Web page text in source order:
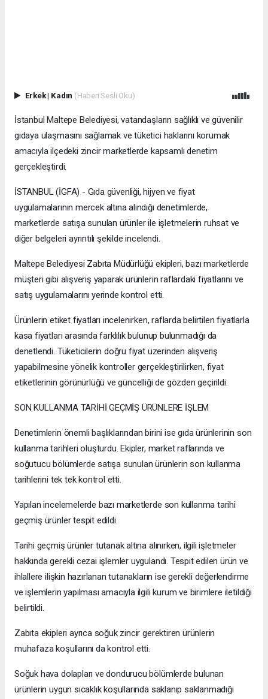
Erkek| Kadın (Haberi Sesli Oku)
İstanbul Maltepe Belediyesi, vatandaşların sağlıklı ve güvenilir
gıdaya ulaşmasını sağlamak ve tüketici haklarını korumak
amacıyla ilçedeki zincir marketlerde kapsamlı denetim
gerçekleştirdi.
İSTANBUL (İGFA) - Gıda güvenliği, hijyen ve fiyat
uygulamalarının mercek altına alındığı denetimlerde,
marketlerde satışa sunulan ürünler ile işletmelerin ruhsat ve
diğer belgeleri ayrıntılı şekilde incelendi.
Maltepe Belediyesi Zabıta Müdürlüğü ekipleri, bazı marketlerde
müşteri gibi alışveriş yaparak ürünlerin raflardaki fiyatlarını ve
satış uygulamalarını yerinde kontrol etti.
Ürünlerin etiket fiyatları incelenirken, raflarda belirtilen fiyatlarla
kasa fiyatları arasında farklılık bulunup bulunmadığı da
denetlendi. Tüketicilerin doğru fiyat üzerinden alışveriş
yapabilmesine yönelik kontroller gerçekleştirilirken, fiyat
etiketlerinin görünürlüğü ve güncelliği de gözden geçirildi.
SON KULLANMA TARİHİ GEÇMİŞ ÜRÜNLERE İŞLEM
Denetimlerin önemli başlıklarından birini ise gıda ürünlerinin son
kullanma tarihleri oluşturdu. Ekipler, market raflarında ve
soğutucu bölümlerde satışa sunulan ürünlerin son kullanma
tarihlerini tek tek kontrol etti.
Yapılan incelemelerde bazı marketlerde son kullanma tarihi
geçmiş ürünler tespit edildi.
Tarihi geçmiş ürünler tutanak altına alınırken, ilgili işletmeler
hakkında gerekli cezai işlemler uygulandı. Tespit edilen ürün ve
ihlallere ilişkin hazırlanan tutanakların ise gerekli değerlendirme
ve işlemlerin yapılması amacıyla ilgili kurum ve birimlere iletildiği
belirtildi.
Zabıta ekipleri ayrıca soğuk zincir gerektiren ürünlerin
muhafaza koşullarını da kontrol etti.
Soğuk hava dolapları ve dondurucu bölümlerde bulunan
ürünlerin uygun sıcaklık koşullarında saklanıp saklanmadığı